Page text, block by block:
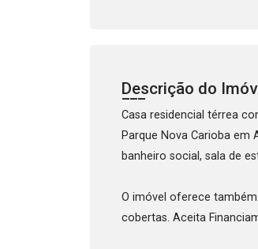
Descrição do
Casa residencial térrea
Parque Nova Carioba
banheiro social, sala de
O imóvel oferece
cobertas. Aceita